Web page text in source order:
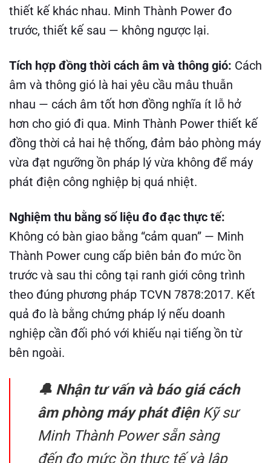
thiết kế khác nhau. Minh Thành Power đo
trước, thiết kế sau — không ngược lại.
Tích hợp đồng thời cách âm và thông gió: Cách
âm và thông gió là hai yêu cầu mâu thuẫn
nhau — cách âm tốt hơn đồng nghĩa ít lỗ hở
hơn cho gió đi qua. Minh Thành Power thiết kế
đồng thời cả hai hệ thống, đảm bảo phòng máy
vừa đạt ngưỡng ồn pháp lý vừa không để máy
phát điện công nghiệp bị quá nhiệt.
Nghiệm thu bằng số liệu đo đạc thực tế:
Không có bàn giao bằng “cảm quan” — Minh
Thành Power cung cấp biên bản đo mức ồn
trước và sau thi công tại ranh giới công trình
theo đúng phương pháp TCVN 7878:2017. Kết
quả đo là bằng chứng pháp lý nếu doanh
nghiệp cần đối phó với khiếu nại tiếng ồn từ
bên ngoài.
🔔 Nhận tư vấn và báo giá cách
âm phòng máy phát điệnKỹ sư
Minh Thành Power sẵn sàng
đến đo mức ồn thực tế và lập